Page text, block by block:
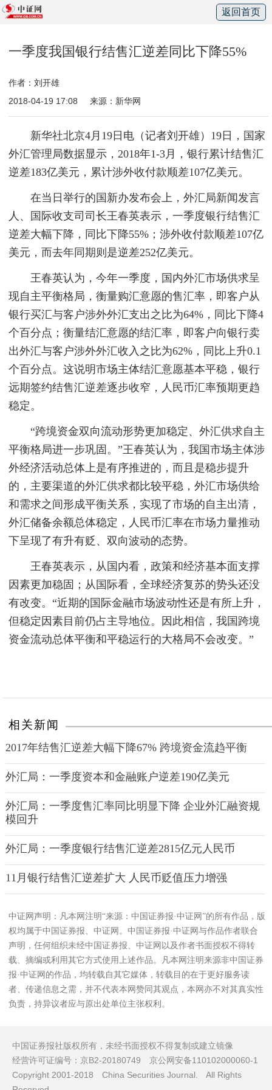
返回首页
一季度我国银行结售汇逆差同比下降55%
作者：刘开雄
2018-04-19 17:08
来源：新华网
新华社北京4月19日电（记者刘开雄）19日，国家
外汇管理局数据显示，2018年1-3月，银行累计结售汇
逆差183亿美元，累计涉外收付款顺差107亿美元。
在当日举行的国新办发布会上，外汇局新闻发言
人、国际收支司司长王春英表示，一季度银行结售汇
逆差大幅下降，同比下降55%；涉外收付款顺差107亿
美元，而去年同期则是逆差252亿美元。
王春英认为，今年一季度，国内外汇市场供求呈
现自主平衡格局，衡量购汇意愿的售汇率，即客户从
银行买汇与客户涉外外汇支出之比为64%，同比下降4
个百分点；衡量结汇意愿的结汇率，即客户向银行卖
出外汇与客户涉外外汇收入之比为62%，同比上升0.1
个百分点。这说明市场主体结汇意愿基本平稳，银行
远期签约结售汇逆差逐步收窄，人民币汇率预期更趋
稳定。
“跨境资金双向流动形势更加稳定、外汇供求自主
平衡格局进一步巩固。”王春英认为，我国市场主体涉
外经济活动总体上是有序推进的，而且是稳步提升
的，主要渠道的外汇供求都比较平稳，外汇市场供给
和需求之间形成平衡关系，实现了市场的自主出清，
外汇储备余额总体稳定，人民币汇率在市场力量推动
下呈现了有升有贬、双向波动的态势。
王春英表示，从国内看，政策和经济基本面支撑
因素更加稳固；从国际看，全球经济复苏的势头还没
有改变。“近期的国际金融市场波动性还是有所上升，
但稳定因素目前仍占主导地位。因此相信，我国跨境
资金流动总体平衡和平稳运行的大格局不会改变。”
相关新闻
2017年结售汇逆差大幅下降67% 跨境资金流趋平衡
外汇局：一季度资本和金融账户逆差190亿美元
外汇局：一季度售汇率同比明显下降 企业外汇融资规
模回升
外汇局：一季度银行结售汇逆差2815亿元人民币
11月银行结售汇逆差扩大 人民币贬值压力增强
中证网声明：凡本网注明“来源：中国证券报·中证网”的所有作品，版
权均属于中国证券报、中证网。中国证券报·中证网与作品作者联合
声明，任何组织未经中国证券报、中证网以及作者书面授权不得转
载、摘编或利用其它方式使用上述作品。凡本网注明来源非中国证券
报·中证网的作品，均转载自其它媒体，转载目的在于更好服务读
者、传递信息之需，并不代表本网赞同其观点，本网亦不对其真实性
负责，持异议者应与原出处单位主张权利。
中国证券报社版权所有，未经书面授权不得复制或建立镜像
经营许可证编号：京B2-20180749 京公网安备110102000060-1
Copyright 2001-2018 China Securities Journal. All Rights